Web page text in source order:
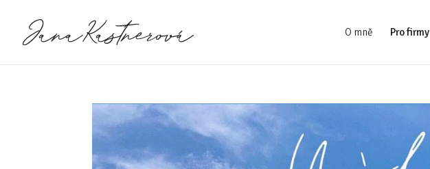
O mně Pro firmy